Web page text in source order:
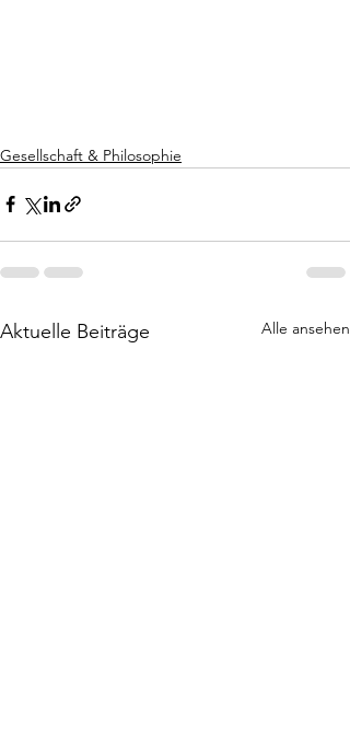
Gesellschaft & Philosophie
Aktuelle Beiträge Alle ansehen